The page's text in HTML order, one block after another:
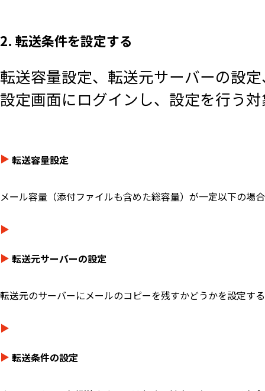
2. 転送条件を設定する
転送容量設定、転送元サーバーの設
設定画面にログインし、設定を行う
転送容量設定
メール容量（添付ファイルも含めた総容量）が一定以下の場
転送元サーバーの設定
転送元のサーバーにメールのコピーを残すかどうかを設定す
転送条件の設定